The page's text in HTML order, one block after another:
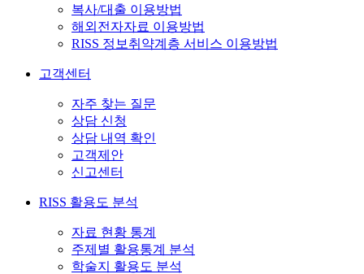
복사/대출 이용방법
해외전자자료 이용방법
RISS 정보취약계층 서비스 이용방법
고객센터
자주 찾는 질문
상담 신청
상담 내역 확인
고객제안
신고센터
RISS 활용도 분석
자료 현황 통계
주제별 활용통계 분석
학술지 활용도 분석